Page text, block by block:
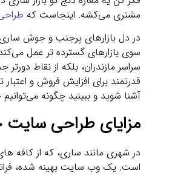
مشتری می‌کشه. اینجاست که
در دل بازارهای پرجنب‌ و جوش
سراسر مازندران، بلکه از نقاط
قدرتمند برای افزایش فروش و
آشنا شوید و ببینید چگونه
مزایای طراحی
در شهری مانند ساری، که از کافه‌
است. یک وب‌ سایت بهینه‌ شده،